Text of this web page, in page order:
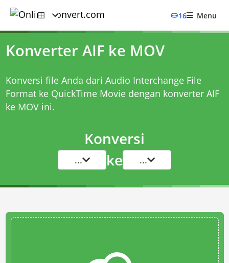
16 Menu
Konverter AIF ke MOV
Konversi file Anda dari Audio Interchange File
Format ke QuickTime Movie dengan konverter AIF
ke MOVini.
Konversi
... ke ...